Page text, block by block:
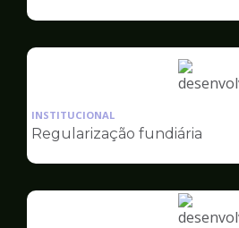
pagina
INSTITUCIONAL
Regularização fundiária